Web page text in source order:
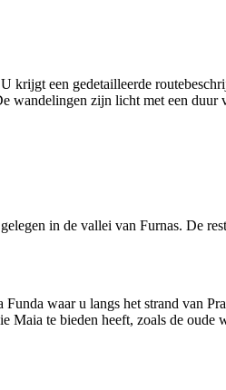
krijgt een gedetailleerde
wandelingen zijn licht met een duur
in de vallei van Furnas. De
waar u langs het strand van
Maia te bieden heeft, zoals de oude